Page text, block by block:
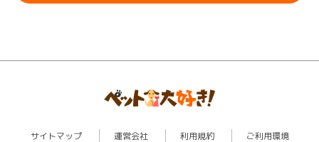
サイトマップ 運営会社 利用規約 ご利用環境